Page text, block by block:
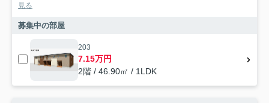
見る
募集中の部屋
203
7.15万円
2階 / 46.90㎡ / 1LDK